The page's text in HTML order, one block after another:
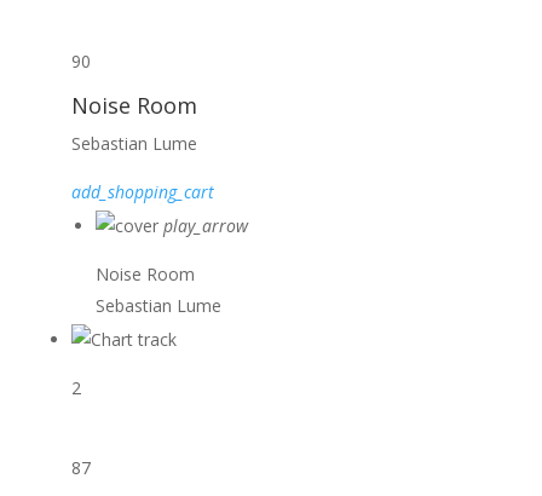
90
Noise Room
Sebastian Lume
add_shopping_cart
play_arrow
Noise Room
Sebastian Lume
2
87